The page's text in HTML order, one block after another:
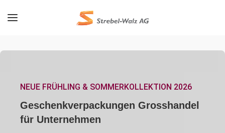
NEUE FRÜHLING & SOMMERKOLLEKTION 2026
Geschenkverpackungen Grosshandel
für Unternehmen